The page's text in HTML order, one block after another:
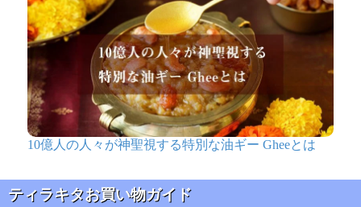
10億人の人々が神聖視する特別な油ギー Gheeとは
ティラキタお買い物ガイド